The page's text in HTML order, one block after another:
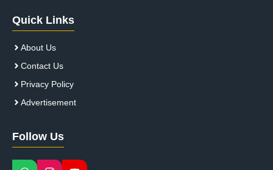
Quick Links
About Us
Contact Us
Privacy Policy
Advertisement
Follow Us